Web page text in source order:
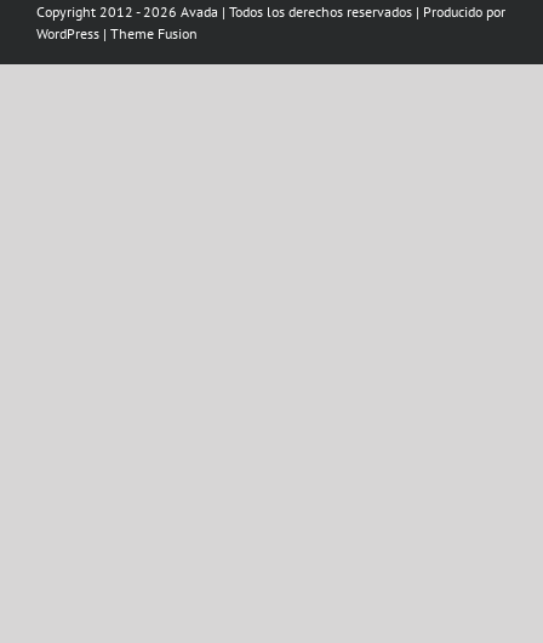
Copyright 2012 - 2026 Avada | Todos los derechos reservados | Producido por
WordPress | Theme Fusion